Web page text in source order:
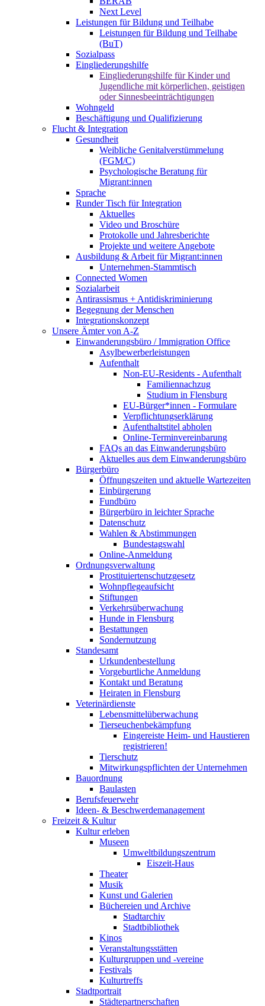
Next Level
Leistungen für Bildung und Teilhabe
Leistungen für Bildung und Teilhabe
(BuT)
Sozialpass
Eingliederungshilfe
Eingliederungshilfe für Kinder und
Jugendliche mit körperlichen, geistigen
oder Sinnesbeeinträchtigungen
Wohngeld
Beschäftigung und Qualifizierung
Flucht & Integration
Gesundheit
Weibliche Genitalverstümmelung
(FGM/C)
Psychologische Beratung für
Migrant:innen
Sprache
Runder Tisch für Integration
Aktuelles
Video und Broschüre
Protokolle und Jahresberichte
Projekte und weitere Angebote
Ausbildung & Arbeit für Migrant:innen
Unternehmen-Stammtisch
Connected Women
Sozialarbeit
Antirassismus + Antidiskriminierung
Begegnung der Menschen
Integrationskonzept
Unsere Ämter von A-Z
Einwanderungsbüro / Immigration Office
Asylbewerberleistungen
Aufenthalt
Non-EU-Residents - Aufenthalt
Familiennachzug
Studium in Flensburg
EU-Bürger*innen - Formulare
Verpflichtungserklärung
Aufenthaltstitel abholen
Online-Terminvereinbarung
FAQs an das Einwanderungsbüro
Aktuelles aus dem Einwanderungsbüro
Bürgerbüro
Öffnungszeiten und aktuelle Wartezeiten
Einbürgerung
Fundbüro
Bürgerbüro in leichter Sprache
Datenschutz
Wahlen & Abstimmungen
Bundestagswahl
Online-Anmeldung
Ordnungsverwaltung
Prostituiertenschutzgesetz
Wohnpflegeaufsicht
Stiftungen
Verkehrsüberwachung
Hunde in Flensburg
Bestattungen
Sondernutzung
Standesamt
Urkundenbestellung
Vorgeburtliche Anmeldung
Kontakt und Beratung
Heiraten in Flensburg
Veterinärdienste
Lebensmittelüberwachung
Tierseuchenbekämpfung
Eingereiste Heim- und Haustieren
registrieren!
Tierschutz
Mitwirkungspflichten der Unternehmen
Bauordnung
Baulasten
Berufsfeuerwehr
Ideen- & Beschwerdemanagement
Freizeit & Kultur
Kultur erleben
Museen
Umweltbildungszentrum
Eiszeit-Haus
Theater
Musik
Kunst und Galerien
Büchereien und Archive
Stadtarchiv
Stadtbibliothek
Kinos
Veranstaltungsstätten
Kulturgruppen und -vereine
Festivals
Kulturtreffs
Stadtportrait
Städtepartnerschaften